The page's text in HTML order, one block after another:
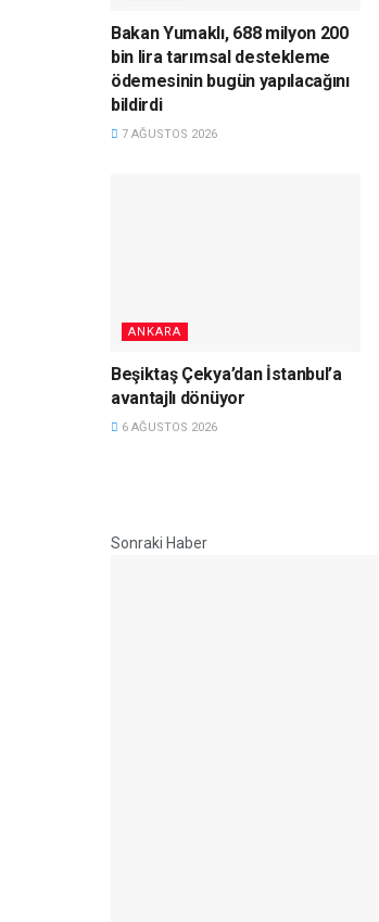
Bakan Yumaklı, 688 milyon 200
bin lira tarımsal destekleme
ödemesinin bugün yapılacağını
bildirdi
7 AĞUSTOS 2026
ANKARA
Beşiktaş Çekya’dan İstanbul’a
avantajlı dönüyor
6 AĞUSTOS 2026
Sonraki Haber